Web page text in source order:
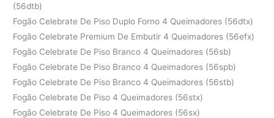
(56dtb)
Fogão Celebrate De Piso Duplo Forno 4 Queimadores (56dtx)
Fogão Celebrate Premium De Embutir 4 Queimadores (56efx)
Fogão Celebrate De Piso Branco 4 Queimadores (56sb)
Fogão Celebrate De Piso Branco 4 Queimadores (56spb)
Fogão Celebrate De Piso Branco 4 Queimadores (56stb)
Fogão Celebrate De Piso 4 Queimadores (56stx)
Fogão Celebrate De Piso 4 Queimadores (56sx)